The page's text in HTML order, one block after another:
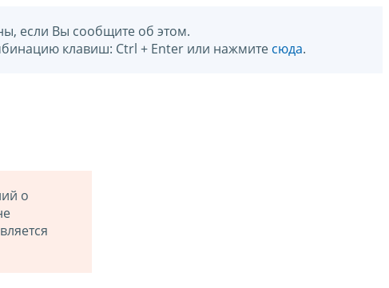
если Вы сообщите об этом.
клавиш: Ctrl + Enter или нажмите сюда.
о